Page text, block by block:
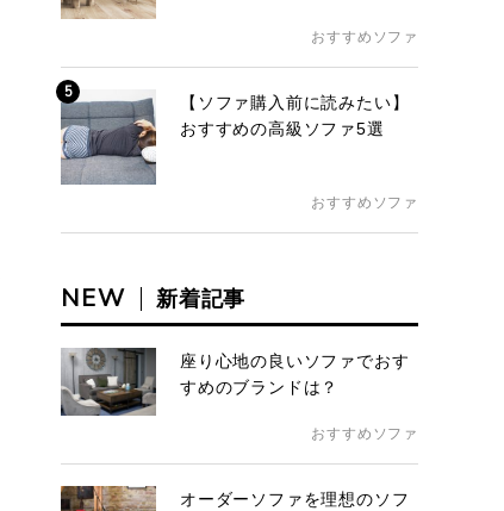
おすすめソファ
5
【ソファ購入前に読みたい】
おすすめの高級ソファ5選
おすすめソファ
NEW 新着記事
座り心地の良いソファでおす
すめのブランドは？
おすすめソファ
オーダーソファを理想のソフ